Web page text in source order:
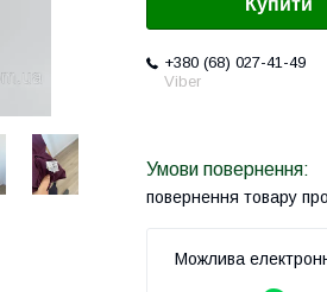
Купити
+380 (68) 027-41-49
Viber
повернення товару